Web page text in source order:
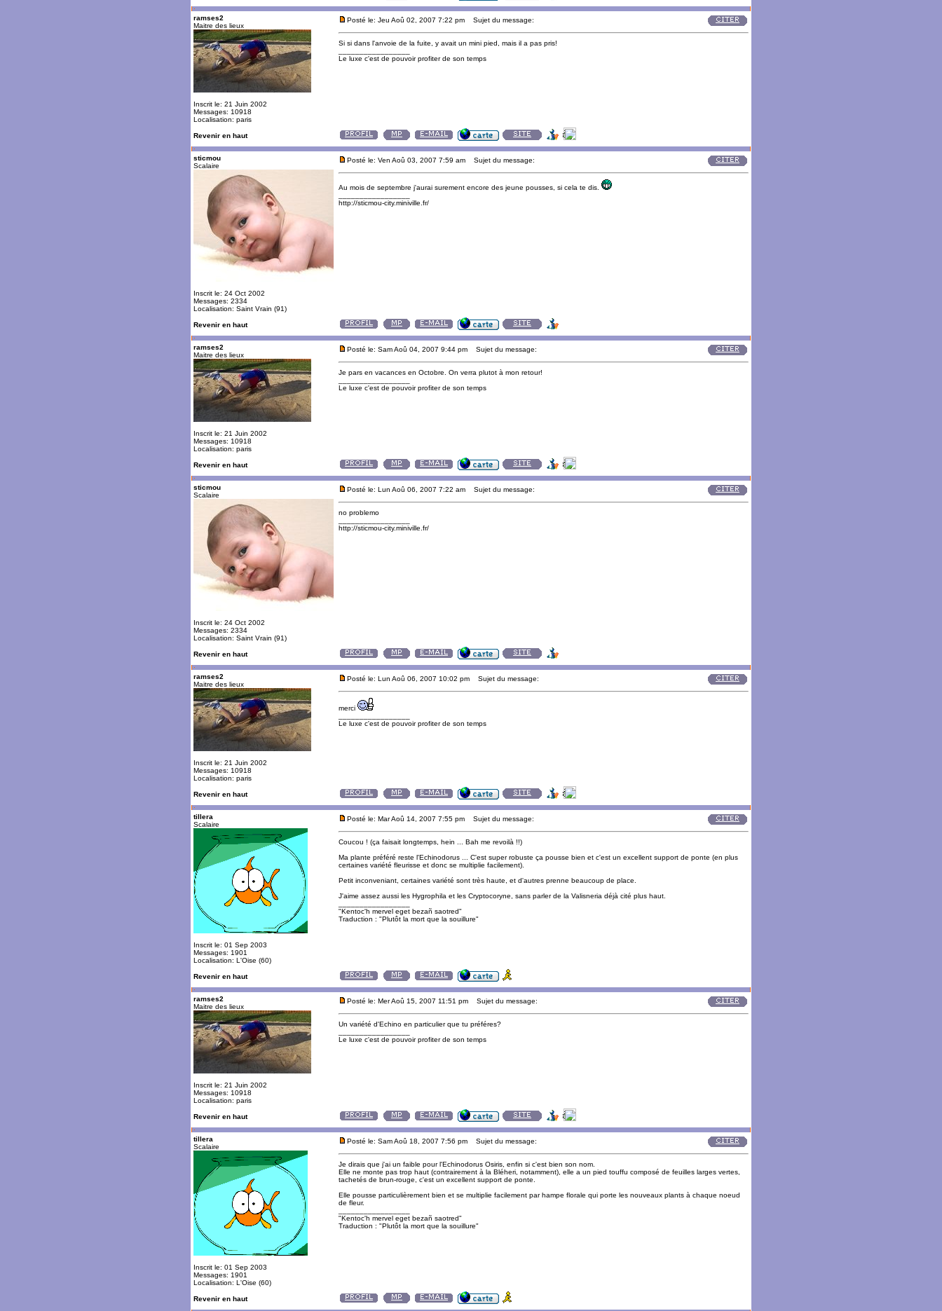
ramses2
Maitre des lieux
Inscrit le: 21 Juin 2002
Messages: 10918
Localisation: paris
Posté le: Jeu Aoû 02, 2007 7:22 pm Sujet du message:
Si si dans l'anvoie de la fuite, y avait un mini pied, mais il a pas pris!
Le luxe c'est de pouvoir profiter de son temps
Revenir en haut
sticmou
Scalaire
Inscrit le: 24 Oct 2002
Messages: 2334
Localisation: Saint Vrain (91)
Posté le: Ven Aoû 03, 2007 7:59 am Sujet du message:
Au mois de septembre j'aurai surement encore des jeune pousses, si cela te dis.
http://sticmou-city.miniville.fr/
Revenir en haut
ramses2
Maitre des lieux
Inscrit le: 21 Juin 2002
Messages: 10918
Localisation: paris
Posté le: Sam Aoû 04, 2007 9:44 pm Sujet du message:
Je pars en vacances en Octobre. On verra plutot à mon retour!
Le luxe c'est de pouvoir profiter de son temps
Revenir en haut
sticmou
Scalaire
Inscrit le: 24 Oct 2002
Messages: 2334
Localisation: Saint Vrain (91)
Posté le: Lun Aoû 06, 2007 7:22 am Sujet du message:
no problemo
http://sticmou-city.miniville.fr/
Revenir en haut
ramses2
Maitre des lieux
Inscrit le: 21 Juin 2002
Messages: 10918
Localisation: paris
Posté le: Lun Aoû 06, 2007 10:02 pm Sujet du message:
merci
Le luxe c'est de pouvoir profiter de son temps
Revenir en haut
tillera
Scalaire
Inscrit le: 01 Sep 2003
Messages: 1901
Localisation: L'Oise (60)
Posté le: Mar Aoû 14, 2007 7:55 pm Sujet du message:
Coucou ! (ça faisait longtemps, hein ... Bah me revoilà !!)
Ma plante préféré reste l'Echinodorus ... C'est super robuste ça pousse bien et c'est un excellent support de ponte (en plus
certaines variété fleurisse et donc se multiplie facilement).
Petit inconveniant, certaines variété sont très haute, et d'autres prenne beaucoup de place.
J'aime assez aussi les Hygrophila et les Cryptocoryne, sans parler de la Valisneria déjà cité plus haut.
"Kentoc'h mervel eget bezañ saotred"
Traduction : "Plutôt la mort que la souillure"
Revenir en haut
ramses2
Maitre des lieux
Inscrit le: 21 Juin 2002
Messages: 10918
Localisation: paris
Posté le: Mer Aoû 15, 2007 11:51 pm Sujet du message:
Un variété d'Echino en particulier que tu préféres?
Le luxe c'est de pouvoir profiter de son temps
Revenir en haut
tillera
Scalaire
Inscrit le: 01 Sep 2003
Messages: 1901
Localisation: L'Oise (60)
Posté le: Sam Aoû 18, 2007 7:56 pm Sujet du message:
Je dirais que j'ai un faible pour l'Echinodorus Osiris, enfin si c'est bien son nom.
Elle ne monte pas trop haut (contrairement à la Bléheri, notamment), elle a un pied touffu composé de feuilles larges vertes,
tachetés de brun-rouge, c'est un excellent support de ponte.
Elle pousse particulièrement bien et se multiplie facilement par hampe florale qui porte les nouveaux plants à chaque noeud
de fleur.
"Kentoc'h mervel eget bezañ saotred"
Traduction : "Plutôt la mort que la souillure"
Revenir en haut